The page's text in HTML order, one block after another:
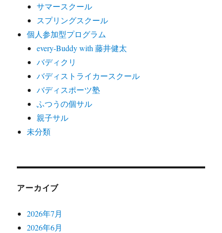
サマースクール
スプリングスクール
個人参加型プログラム
every-Buddy with 藤井健太
バディクリ
バディストライカースクール
バディスポーツ塾
ふつうの個サル
親子サル
未分類
アーカイブ
2026年7月
2026年6月